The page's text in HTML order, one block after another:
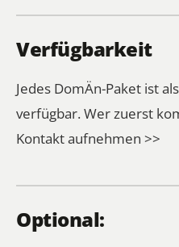
Verfügbarkeit
Jedes DomÄn-Paket ist
verfügbar. Wer zuerst
Kontakt aufnehmen >>
Optional: